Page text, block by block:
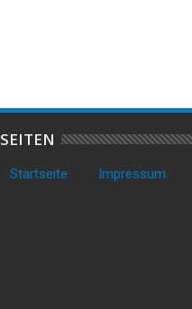
SEITEN
Startseite Impressum